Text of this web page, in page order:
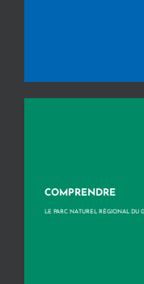
COMPRENDRE
LE PARC NATUREL RÉGIONAL DU